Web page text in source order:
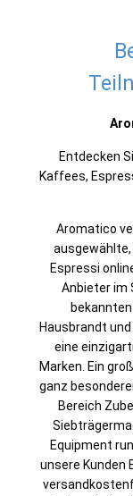
Entdecken
Kaffees,
Aromatico
Espressi
Anbieter im
Hausbrandt
eine
Marken. Ein
ganz
Bereich
Equipment
unsere Kunden